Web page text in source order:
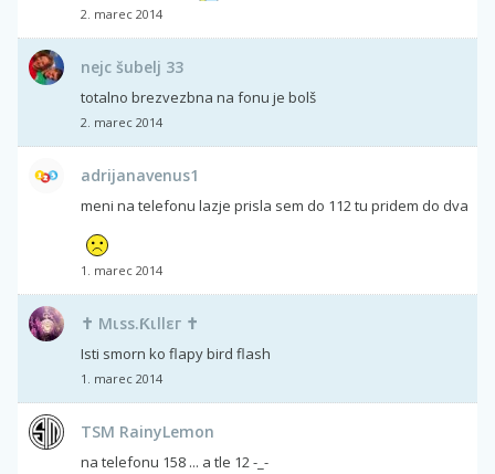
2. marec 2014
nejc šubelj 33
totalno brezvezbna na fonu je bolš
2. marec 2014
adrijanavenus1
meni na telefonu lazje prisla sem do 112 tu pridem do dva
1. marec 2014
✝ Μιss.Ƙιllεг ✝
Isti smorn ko flapy bird flash
1. marec 2014
TSM RainyLemon
na telefonu 158 ... a tle 12 -_-